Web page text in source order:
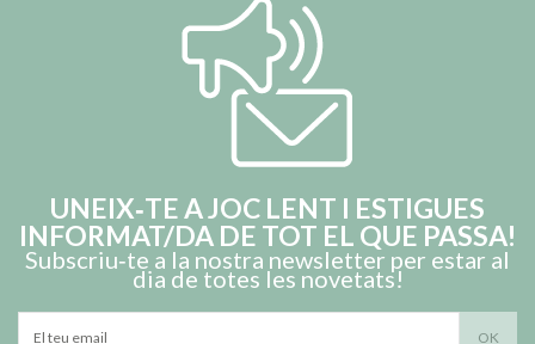
UNEIX‑TE A JOC LENT I ESTIGUES
INFORMAT/DA DE TOT EL QUE PASSA!
Subscriu‑te a la nostra newsletter per estar al
dia de totes les novetats!